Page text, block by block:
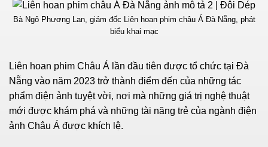
Bà Ngô Phương Lan, giám đốc Liên hoan phim châu Á Đà Nẵng, phát
biểu khai mạc
Liên hoan phim Châu Á lần đầu tiên được tổ chức tại Đà
Nẵng vào năm 2023 trở thành điểm đến của những tác
phẩm điện ảnh tuyệt vời, nơi mà những giá trị nghệ thuật
mới được khám phá và những tài năng trẻ của ngành điện
ảnh Châu Á được khích lệ.